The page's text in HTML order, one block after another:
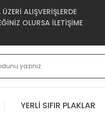
ALIŞVERİŞLERDE
OLURSA İLETİŞİME
YERLİ SIFIR PLAKLAR